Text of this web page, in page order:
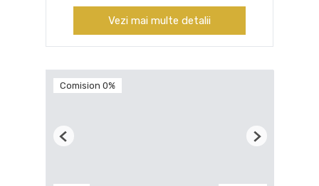
Vezi mai multe detalii
Comision 0%
Previous Next